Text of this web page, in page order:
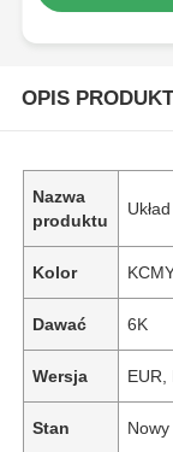
OPIS
Nazwa
produktu
Kolor
Dawać 6K
Wersja EUR,
Stan